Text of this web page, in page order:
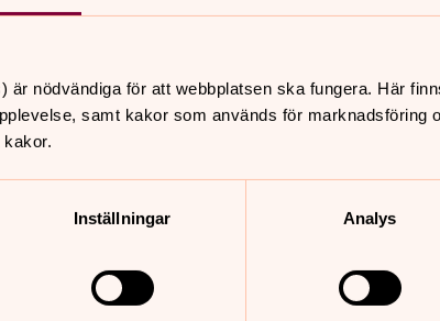
är nödvändiga för att webbplatsen ska fungera. Här
samt kakor som används för marknadsföring
Inställningar Analys